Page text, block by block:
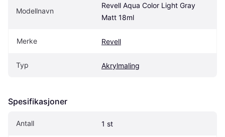
Modellnavn
Revell Aqua Color Light Gray
Matt 18ml
Merke Revell
Typ Akrylmaling
Spesifikasjoner
Antall 1 st